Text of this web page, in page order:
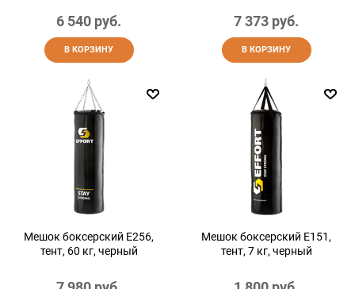
6 540 руб.
В КОРЗИНУ
7 373 руб.
В КОРЗИНУ
Мешок боксерский E256,
тент, 60 кг, черный
Мешок боксерский E151,
тент, 7 кг, черный